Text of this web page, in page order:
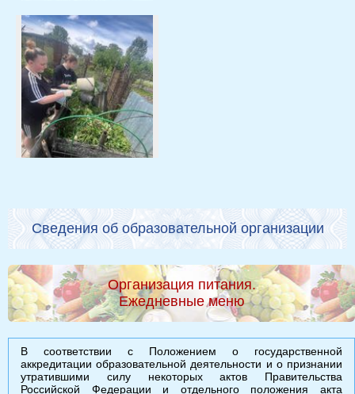
Сведения об образовательной организации
Организация питания.
Ежедневные меню
В соответствии с Положением о государственной
аккредитации образовательной деятельности и о признании
утратившими силу некоторых актов Правительства
Российской Федерации и отдельного положения акта